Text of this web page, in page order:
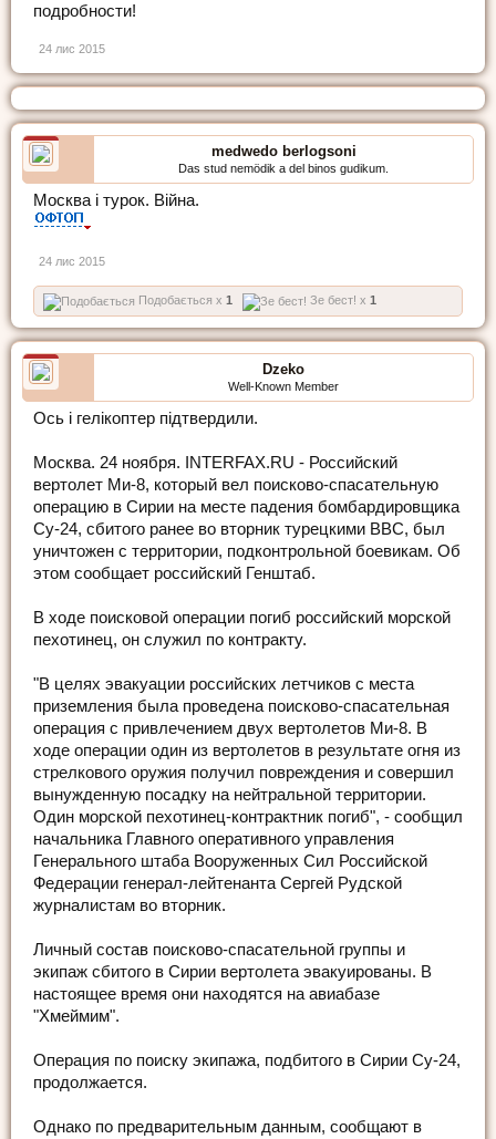
подробности!
24 лис 2015
medwedo berlogsoni
Das stud nemödik a del binos gudikum.
Москва і турок. Війна.
24 лис 2015
Подобається x 1 Зе бест! x 1
Dzeko
Well-Known Member
Ось і гелікоптер підтвердили.
Москва. 24 ноября. INTERFAX.RU - Российский
вертолет Ми-8, который вел поисково-спасательную
операцию в Сирии на месте падения бомбардировщика
Су-24, сбитого ранее во вторник турецкими ВВС, был
уничтожен с территории, подконтрольной боевикам. Об
этом сообщает российский Генштаб.
В ходе поисковой операции погиб российский морской
пехотинец, он служил по контракту.
"В целях эвакуации российских летчиков с места
приземления была проведена поисково-спасательная
операция с привлечением двух вертолетов Ми-8. В
ходе операции один из вертолетов в результате огня из
стрелкового оружия получил повреждения и совершил
вынужденную посадку на нейтральной территории.
Один морской пехотинец-контрактник погиб", - сообщил
начальника Главного оперативного управления
Генерального штаба Вооруженных Сил Российской
Федерации генерал-лейтенанта Сергей Рудской
журналистам во вторник.
Личный состав поисково-спасательной группы и
экипаж сбитого в Сирии вертолета эвакуированы. В
настоящее время они находятся на авиабазе
"Хмеймим".
Операция по поиску экипажа, подбитого в Сирии Су-24,
продолжается.
Однако по предварительным данным, сообщают в